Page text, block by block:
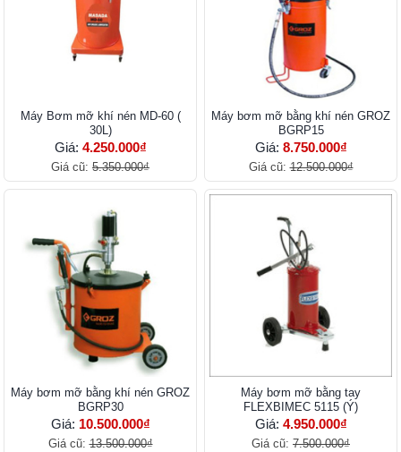
Máy Bơm mỡ khí nén MD-60 (
30L)
Giá: 4.250.000₫
Giá cũ: 5.350.000₫
Máy bơm mỡ bằng khí nén GROZ
BGRP15
Giá: 8.750.000₫
Giá cũ:12.500.000₫
Máy bơm mỡ bằng khí nén GROZ
BGRP30
Giá: 10.500.000₫
Giá cũ:13.500.000₫
Máy bơm mỡ bằng tay
FLEXBIMEC 5115 (Ý)
Giá: 4.950.000₫
Giá cũ: 7.500.000₫